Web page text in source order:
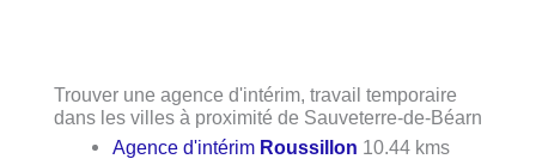
Trouver une agence d'intérim, travail temporaire
dans les villes à proximité de Sauveterre-de-Béarn
Agence d'intérim Roussillon 10.44 kms